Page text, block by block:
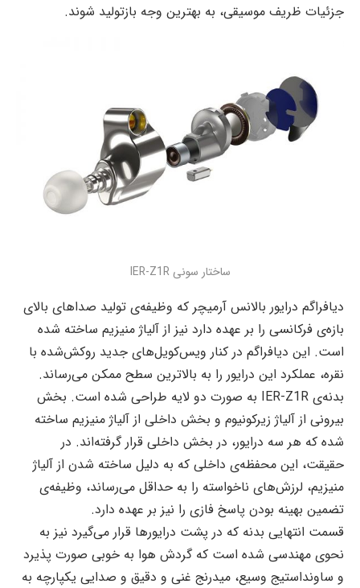
جزئیات ظریف موسیقی، به بهترین وجه بازتولید شوند.
ساختار سونی IER-Z1R
دیافراگم درایور بالانس آرمیچر که وظیفه‌ی تولید صداهای بالای
بازه‌ی فرکانسی را بر عهده دارد نیز از آلیاژ منیزیم ساخته شده
است. این دیافراگم در کنار ویس‌کویل‌های جدید روکش‌شده با
نقره، عملکرد این درایور را به بالاترین سطح ممکن می‌رساند.
بدنه‌ی IER-Z1R به صورت دو لایه طراحی شده است. بخش
بیرونی از آلیاژ زیرکونیوم و بخش داخلی از آلیاژ منیزیم ساخته
شده که هر سه درایور، در بخش داخلی قرار گرفته‌اند. در
حقیقت، این محفظه‌ی داخلی که به دلیل ساخته شدن از آلیاژ
منیزیم، لرزش‌های ناخواسته را به حداقل می‌رساند، وظیفه‌ی
تضمین بهینه‌ بودن پاسخ فازی را نیز بر عهده دارد.
قسمت انتهایی بدنه که در پشت درایورها قرار می‌گیرد نیز به
نحوی مهندسی شده است که گردش هوا به خوبی صورت پذیرد
و ساونداستیج وسیع، میدرنج غنی و دقیق و صدایی یکپارچه به